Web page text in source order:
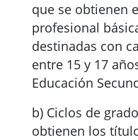
que se obtienen
profesional
destinadas con
entre 15 y 17
Educación
b) Ciclos de
obtienen los